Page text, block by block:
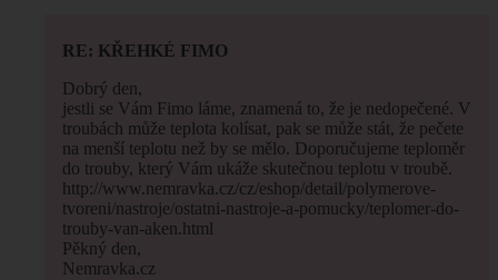
RE: KŘEHKÉ FIMO
Dobrý den,
jestli se Vám Fimo láme, znamená to, že je nedopečené. V
troubách může teplota kolísat, pak se může stát, že pečete
na menší teplotu než by se mělo. Doporučujeme teploměr
do trouby, který Vám ukáže skutečnou teplotu v troubě.
http://www.nemravka.cz/cz/eshop/detail/polymerove-
tvoreni/nastroje/ostatni-nastroje-a-pomucky/teplomer-do-
trouby-van-aken.html
Pěkný den,
Nemravka.cz